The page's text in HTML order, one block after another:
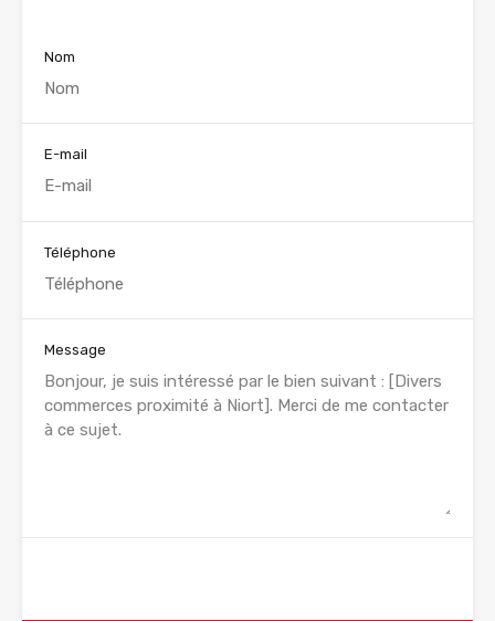
Nom
E-mail
Téléphone
Message